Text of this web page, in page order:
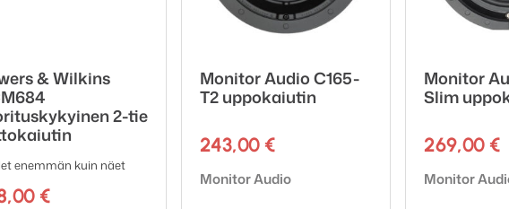
CB8 Pre-Construction Bracket (Green)
& Wilkins
2-tie
enemmän kuin näet
€
Monitor Audio C165-
T2 uppokaiutin
243,00 €
Tuotemerkki:
Monitor Audio
Monitor
Slim
269,00 €
Tuotemerkki:
Monitor